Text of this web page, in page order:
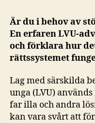
Är du i behov av
En erfaren LVU-
och förklara hur
rättssystemet
Lag med särskilda
unga (LVU)
far illa och andra
kan vara svårt att